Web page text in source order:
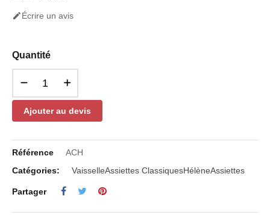
Écrire un avis
Quantité
Ajouter au devis
Référence
ACH
Catégories:
VaisselleAssiettes ClassiquesHélèneAssiettes
Partager